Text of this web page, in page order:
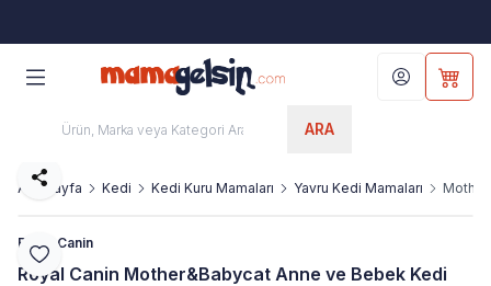
ARA
Hesabım
Ana Sayfa Kedi Kedi Kuru Mamaları Yavru Kedi Mamaları
Favoriye Ekle
Paylaş
Royal Canin
Royal Canin Mother&Babycat Anne ve Bebek Kedi